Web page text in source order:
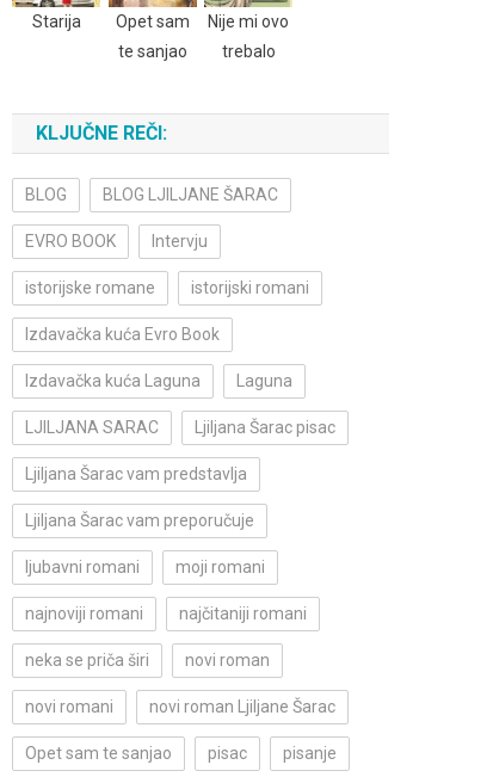
Starija
Opet sam
te sanjao
Nije mi ovo
trebalo
KLJUČNE REČI:
BLOG BLOG LJILJANE ŠARAC
EVRO BOOK Intervju
istorijske romane istorijski romani
Izdavačka kuća Evro Book
Izdavačka kuća Laguna Laguna
LJILJANA SARAC Ljiljana Šarac pisac
Ljiljana Šarac vam predstavlja
Ljiljana Šarac vam preporučuje
ljubavni romani moji romani
najnoviji romani najčitaniji romani
neka se priča širi novi roman
novi romani novi roman Ljiljane Šarac
Opet sam te sanjao pisac pisanje